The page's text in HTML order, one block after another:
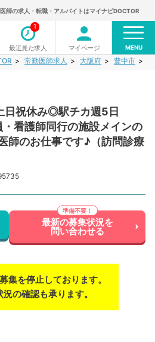
医師の求人・転職・アルバイトはマイナビDOCTOR
最近見た求人
1
マイページ MENU
常勤医師求人 大阪府 豊中市
日祝休み◎駅チカ週5日
看護師同行の施設メインの
師のお仕事です♪（訪問診療
最新の募集状況を
問い合わせる
集を停止しております。
の確認も承ります。